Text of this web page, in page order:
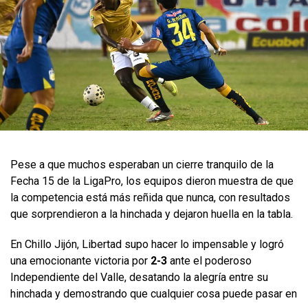
Pese a que muchos esperaban un cierre tranquilo de la
Fecha 15 de la LigaPro, los equipos dieron muestra de que
la competencia está más reñida que nunca, con resultados
que sorprendieron a la hinchada y dejaron huella en la tabla.
En Chillo Jijón, Libertad supo hacer lo impensable y logró
una emocionante victoria por 2-3 ante el poderoso
Independiente del Valle, desatando la alegría entre su
hinchada y demostrando que cualquier cosa puede pasar en